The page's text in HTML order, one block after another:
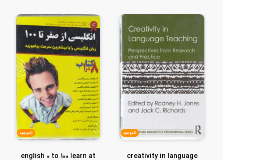
ناموجود
creativity in language
ناموجود
english 0 to 100 learn at